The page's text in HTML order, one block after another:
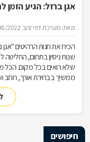
אגן ברזל: הגיע
מאת: מערכת דפי זהב 2022
שנות ניסיון בתחום,
שלא רואים בכל מקום. הכל
ממשיך בבחירת אורך, רוחב
ממשיך בייצור מקורי ממיטב
ביצירת הפתרון המרשים
חיפושים